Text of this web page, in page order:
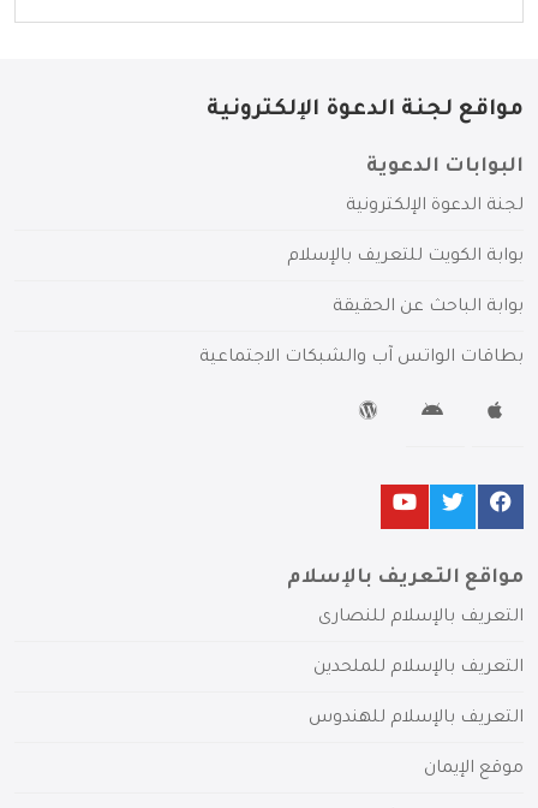
مواقع لجنة الدعوة الإلكترونية
البوابات الدعوية
لجنة الدعوة الإلكترونية
بوابة الكويت للتعريف بالإسلام
بوابة الباحث عن الحقيقة
بطاقات الواتس آب والشبكات الاجتماعية
مواقع التعريف بالإسلام
التعريف بالإسلام للنصارى
التعريف بالإسلام للملحدين
التعريف بالإسلام للهندوس
موقع الإيمان